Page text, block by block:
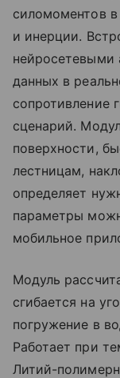
силомоментов в
и инерции.
нейросетевыми
данных в
сопротивление
сценарий.
поверхности,
лестницам,
определяет
параметры
мобильное
Модуль
сгибается на
погружение в
Работает при
Литий-